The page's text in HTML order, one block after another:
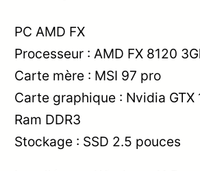
PC AMD FX
Processeur : AMD FX 8120
Carte mère : MSI 97 pro
Carte graphique : Nvidia GTX
Ram DDR3
Stockage : SSD 2.5 pouces